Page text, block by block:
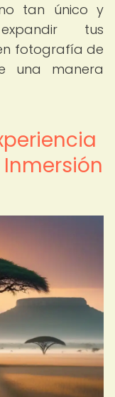
tan único y
tus
fotografía de
una manera